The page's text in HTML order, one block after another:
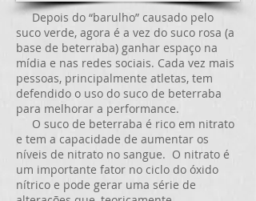
Depois do “barulho” causado pelo
suco verde, agora é a vez do suco rosa (a
base de beterraba) ganhar espaço na
mídia e nas redes sociais. Cada vez mais
pessoas, principalmente atletas, tem
defendido o uso do suco de beterraba
para melhorar a performance.
O suco de beterraba é rico em nitrato
e tem a capacidade de aumentar os
níveis de nitrato no sangue. O nitrato é
um importante fator no ciclo do óxido
nítrico e pode gerar uma série de